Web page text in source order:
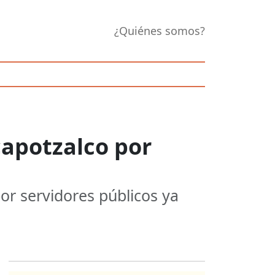
¿Quiénes somos?
por
servidores públicos ya